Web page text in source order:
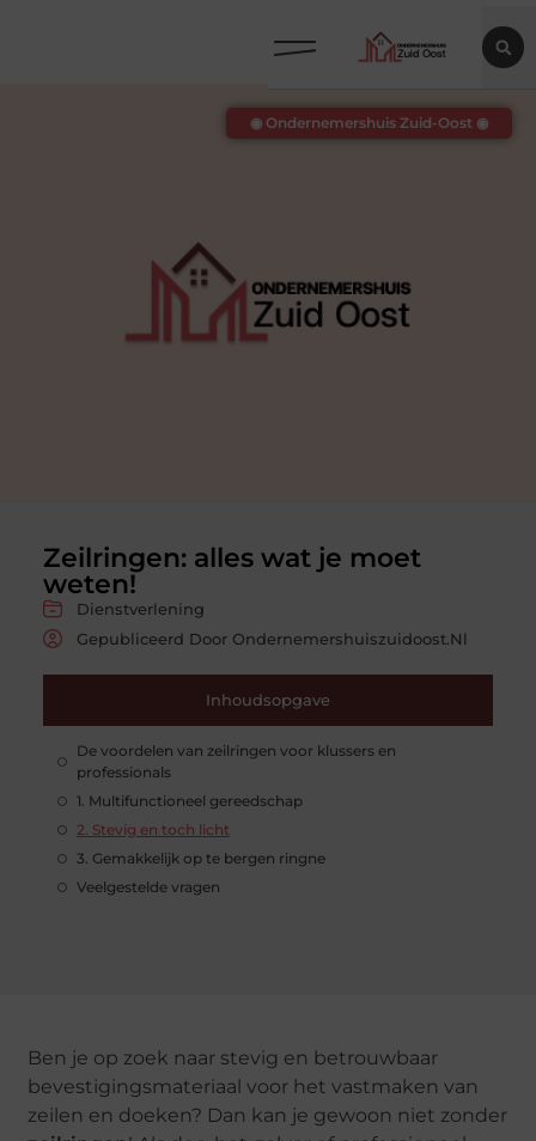
Zeilringen: alles wat je moet
weten!
Dienstverlening
Gepubliceerd Door Ondernemershuiszuidoost.nl
Inhoudsopgave
De voordelen van zeilringen voor klussers en
professionals
1. Multifunctioneel gereedschap
2. Stevig en toch licht
3. Gemakkelijk op te bergen ringne
Veelgestelde vragen
◉ Ondernemershuis Zuid-Oost ◉
Ben je op zoek naar stevig en betrouwbaar
bevestigingsmateriaal voor het vastmaken van
zeilen en doeken? Dan kan je gewoon niet zonder